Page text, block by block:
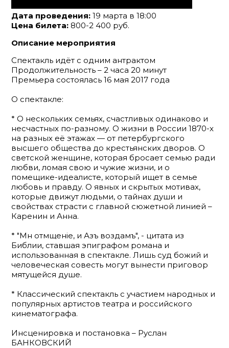
Дата проведения: 19 марта в 18:00
Цена билета: 800-2 400 руб.
Описание мероприятия
Спектакль идёт с одним антрактом
Продолжительность – 2 часа 20 минут
Премьера состоялась 16 мая 2017 года
О спектакле:
* О нескольких семьях, счастливых одинаково и
несчастных по-разному. О жизни в России 1870-х
на разных её этажах — от петербургского
высшего общества до крестьянских дворов. О
светской женщине, которая бросает семью ради
любви, ломая свою и чужие жизни, и о
помещике-идеалисте, который ищет в семье
любовь и правду. О явных и скрытых мотивах,
которые движут людьми, о тайнах души и
свойствах страсти с главной сюжетной линией –
Каренин и Анна.
* "Мнѣ отмщеніе, и Азъ воздамъ", - цитата из
Библии, ставшая эпиграфом романа и
использованная в спектакле. Лишь суд божий и
человеческая совесть могут вынести приговор
мятущейся душе.
* Классический спектакль с участием народных и
популярных артистов театра и российского
кинематографа.
Инсценировка и постановка – Руслан
БАНКОВСКИЙ